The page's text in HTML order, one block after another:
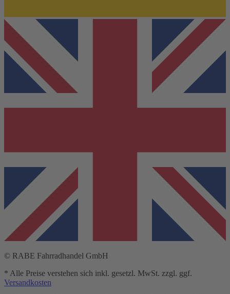
© RABE Fahrradhandel GmbH
* Alle Preise verstehen sich inkl. gesetzl. MwSt. zzgl. ggf.
Versandkosten